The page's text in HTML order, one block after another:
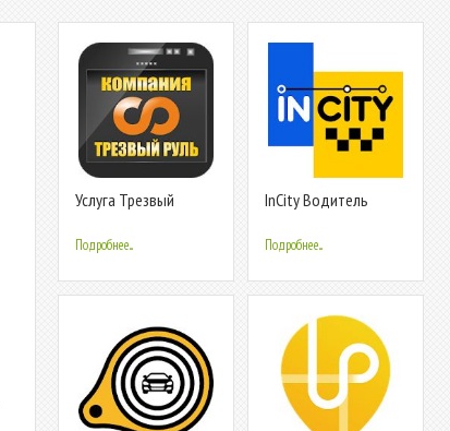
Услуга Трезвый
Подробнее...
InCity Водитель
Подробнее...